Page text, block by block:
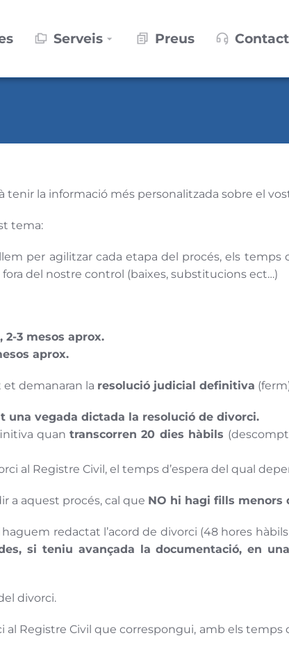
Serveis Preus
tenir la informació més personalitzada sobre el
tema:
per agilitzar cada etapa del procés, els temps
del nostre control (baixes, substitucions ect…)
3 mesos aprox.
aprox.
demanaran la resolució judicial definitiva
una vegada dictada la resolució de divorci.
quantranscorren 20 dies hàbils
al Registre Civil, el temps d’espera del qual
a aquest procés, cal que NO hi hagi fills menors
redactat l’acord de divorci (48 hores
si teniu avançada la documentació, en
divorci.
Registre Civil que correspongui, amb els